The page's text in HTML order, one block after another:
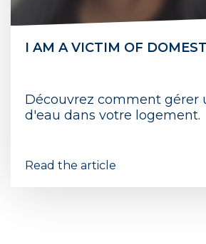
I AM A VICTIM OF
Découvrez comment gérer
d'eau dans votre logement.
Read the article